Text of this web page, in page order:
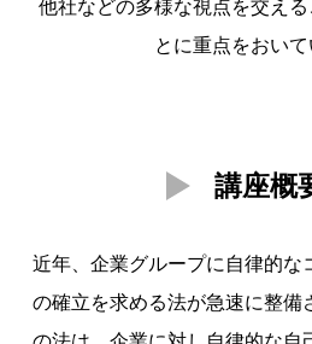
他社などの多様な視点を交え
とに重点をおいて
講座概
近年、企業グループに自律的な
の確立を求める法が急速に整備